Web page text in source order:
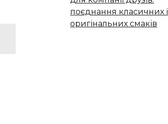
поєднання класичних і
оригінальних смаків